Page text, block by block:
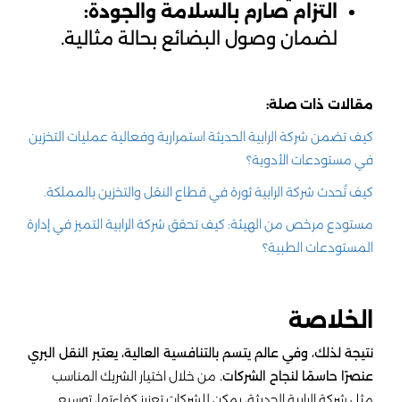
التزام صارم بالسلامة والجودة:
لضمان وصول البضائع بحالة مثالية.
مقالات ذات صلة:
كيف تضمن شركة الرابية الحديثة استمرارية وفعالية عمليات التخزين
في مستودعات الأدوية؟
كيف تُحدث شركة الرابية ثورة في قطاع النقل والتخزين بالمملكة.
مستودع مرخص من الهيئة: كيف تحقق شركة الرابية التميز في إدارة
المستودعات الطبية؟
الخلاصة
نتيجة لذلك، وفي عالم يتسم بالتنافسية العالية، يعتبر النقل البري
عنصرًا حاسمًا لنجاح الشركات. من خلال اختيار الشريك المناسب